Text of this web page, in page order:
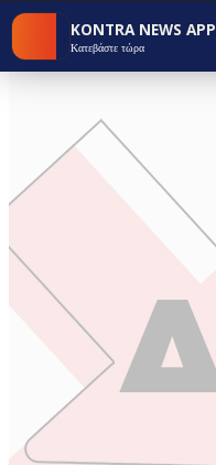
KONTRA NEWS APP
Κατεβάστε τώρα